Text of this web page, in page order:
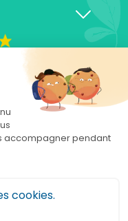
accompagner pendant
cookies.